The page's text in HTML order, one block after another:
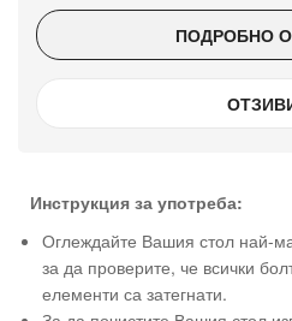
ПОДРОБНО
Инструкция за употреба:
Оглеждайте Вашия стол най-
за да проверите, че всички
елементи са затегнати.